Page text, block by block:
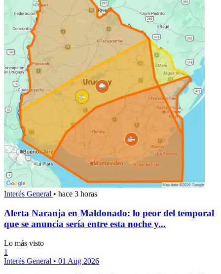
Interés General • hace 3 horas
Alerta Naranja en Maldonado: lo peor del temporal
que se anuncia sería entre esta noche y...
Lo más visto
1
Interés General • 01 Aug 2026